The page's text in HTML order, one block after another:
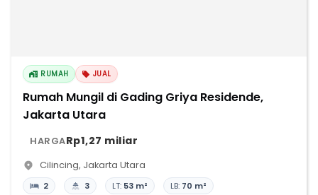
RUMAH JUAL
Rumah Mungil di Gading Griya Residende,
Jakarta Utara
HARGARp1,27 miliar
Cilincing, Jakarta Utara
2 3 LT: 53 m² LB: 70 m²